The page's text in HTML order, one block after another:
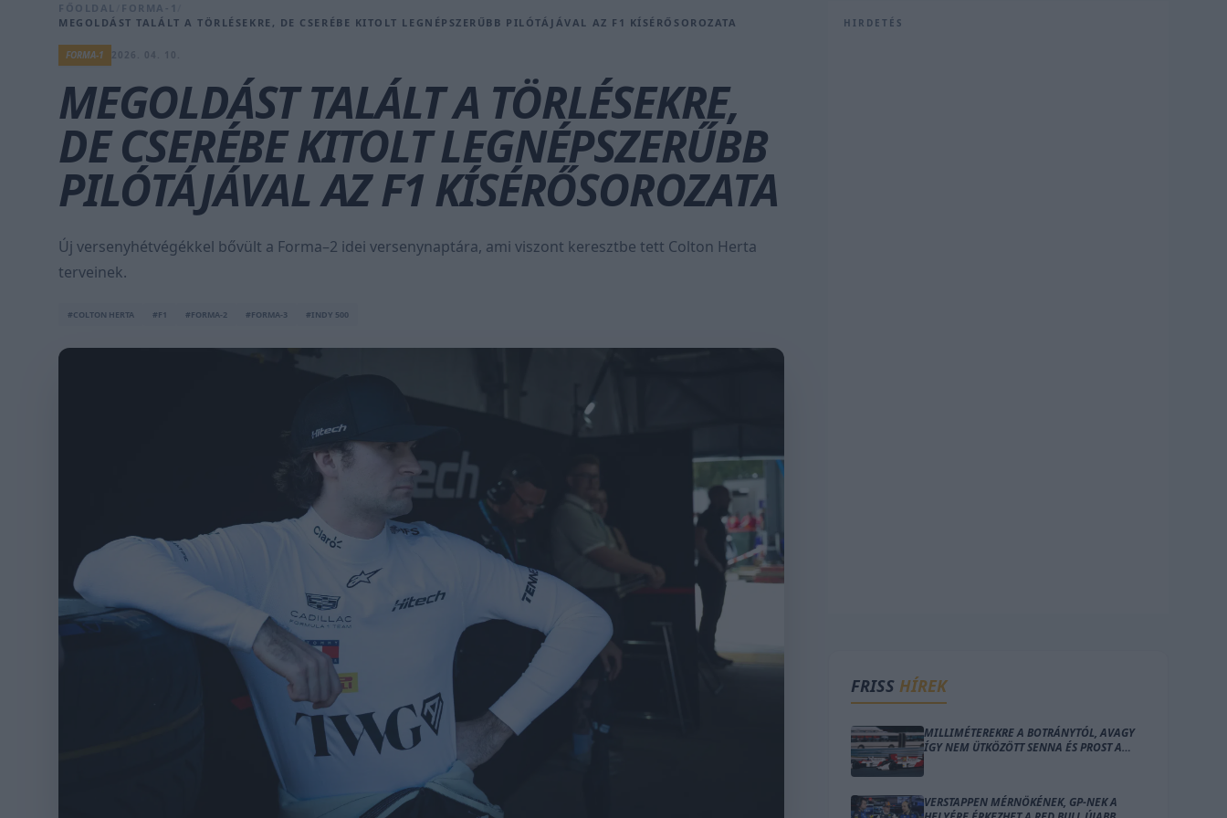
FŐOLDAL FORMA-1
MEGOLDÁST TALÁLT A TÖRLÉSEKRE, DE CSERÉBE KITOLT LEGNÉPSZERŰBB PILÓTÁJÁVAL AZ F1 KÍSÉRŐSOROZATA
FORMA-1
MEGOLDÁST TALÁLT A TÖRLÉSEKRE,
DE CSERÉBE KITOLT LEGNÉPSZERŰBB
PILÓTÁJÁVAL AZ F1 KÍSÉRŐSOROZATA
Új versenyhétvégékkel bővült a Forma–2 idei versenynaptára, ami viszont keresztbe tett Colton Herta
terveinek.
#COLTON HERTA #F1 #FORMA-2 #FORMA-3 #INDY 500
HIRDETÉS
FRISS HÍREK
MILLIMÉTEREKRE A BOTRÁNYTÓL, AVAGY
ÍGY NEM ÜTKÖZÖTT SENNA ÉS PROST A
MAGYAR NAGYDÍJON
VERSTAPPEN MÉRNÖKÉNEK, GP-NEK A